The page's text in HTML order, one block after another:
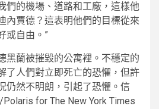
們的機場、道路和工廠，這樣他
內賈德？這表明他們的目標從來
或自由。”
黑蘭被摧毀的公寓裡。不穩定的
了人們對立即死亡的恐懼，但許
仍然不明朗，引起了恐懼。 信
for The New York Times